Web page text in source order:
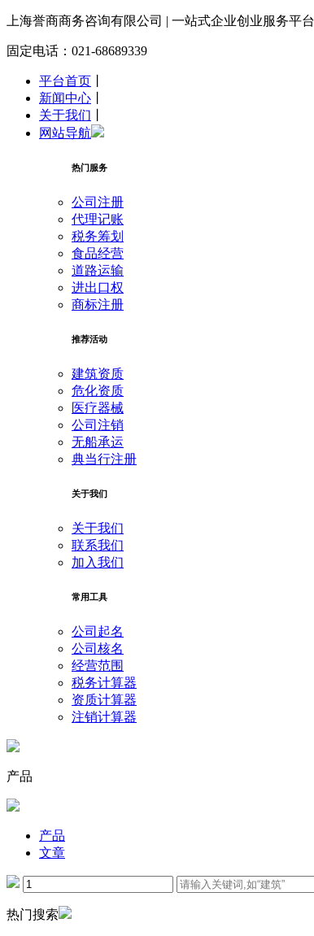
上海誉商商务咨询有限公司 | 一站式企业创业服务平台
固定电话：021-68689339
平台首页
新闻中心
关于我们
网站导航
热门服务
公司注册
代理记账
税务筹划
食品经营
道路运输
进出口权
商标注册
推荐活动
建筑资质
危化资质
医疗器械
公司注销
无船承运
典当行注册
关于我们
关于我们
联系我们
加入我们
常用工具
公司起名
公司核名
经营范围
税务计算器
资质计算器
注销计算器
产品
产品
文章
热门搜索